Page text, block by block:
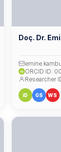
Doç. Dr.
iD ORCID ID:
Researcher
iD GS WS